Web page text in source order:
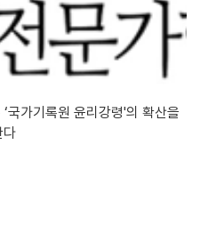
가기록원 윤리강령'의 확산을
다